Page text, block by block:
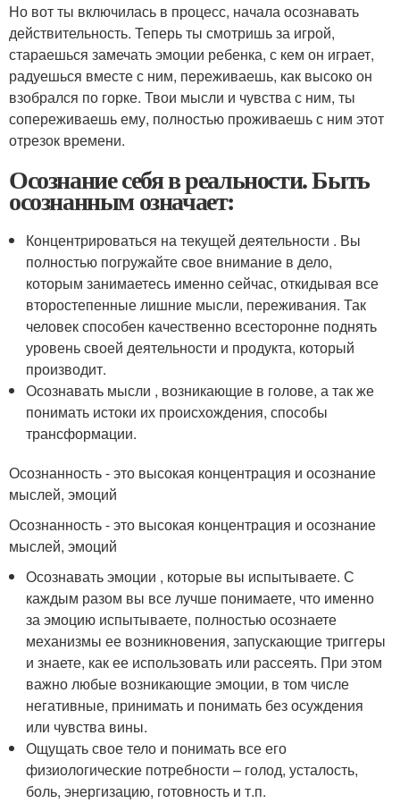
Но вот ты включилась в процесс, начала осознавать
действительность. Теперь ты смотришь за игрой,
стараешься замечать эмоции ребенка, с кем он играет,
радуешься вместе с ним, переживаешь, как высоко он
взобрался по горке. Твои мысли и чувства с ним, ты
сопереживаешь ему, полностью проживаешь с ним этот
отрезок времени.
Осознание себя в реальности. Быть
осознанным означает:
Концентрироваться на текущей деятельности . Вы
полностью погружайте свое внимание в дело,
которым занимаетесь именно сейчас, откидывая все
второстепенные лишние мысли, переживания. Так
человек способен качественно всесторонне поднять
уровень своей деятельности и продукта, который
производит.
Осознавать мысли , возникающие в голове, а так же
понимать истоки их происхождения, способы
трансформации.
Осознанность - это высокая концентрация и осознание
мыслей, эмоций
Осознанность - это высокая концентрация и осознание
мыслей, эмоций
Осознавать эмоции , которые вы испытываете. С
каждым разом вы все лучше понимаете, что именно
за эмоцию испытываете, полностью осознаете
механизмы ее возникновения, запускающие триггеры
и знаете, как ее использовать или рассеять. При этом
важно любые возникающие эмоции, в том числе
негативные, принимать и понимать без осуждения
или чувства вины.
Ощущать свое тело и понимать все его
физиологические потребности – голод, усталость,
боль, энергизацию, готовность и т.п.